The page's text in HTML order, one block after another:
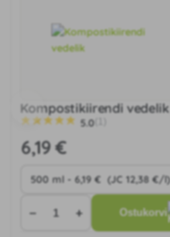
Kompostikiirendi vedelik
5.0
6,19 €
− + Ostukorvi